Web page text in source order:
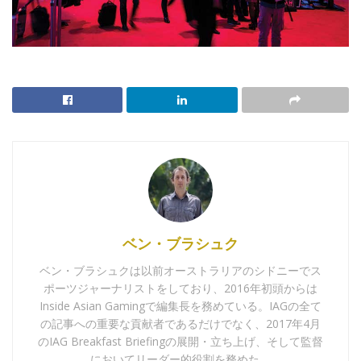
ベン・ブラシュク
ベン・ブラシュクは以前オーストラリアのシドニーでス
ポーツジャーナリストをしており、2016年初頭からは
Inside Asian Gamingで編集長を務めている。IAGの全て
の記事への重要な貢献者であるだけでなく、2017年4月
のIAG Breakfast Briefingの展開・立ち上げ、そして監督